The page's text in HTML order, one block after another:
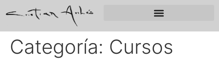
Categoría: Cursos